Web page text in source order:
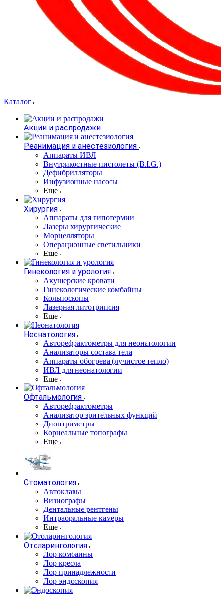
Каталог
Акции и распродажи
Реанимация и анестезиология
Аппараты ИВЛ
Внутрикостные пистолеты (B.I.G.)
Дефибрилляторы
Инфузионные насосы
Еще
Хирургия
Аппараты для гипотермии
Лазеры хирургические
Морцелляторы
Операционные светильники
Еще
Гинекология и урология
Акушерские кровати
Гинекологические комбайны
Кольпоскопы
Лазерная литотрипсия
Еще
Неонатология
Авторефрактометры для неонатологии
Анализаторы состава тела
Аппараты обогрева (лучистое тепло)
ИВЛ для неонатологии
Еще
Офтальмология
Авторефрактометры
Анализатор зрительных функций
Диоптриметры
Корнеальные топографы
Еще
Стоматология
Автоклавы
Визиографы
Дентальные рентгены
Интраоральные камеры
Еще
Отоларингология
Лор комбайны
Лор кресла
Лор принадлежности
Лор эндоскопия